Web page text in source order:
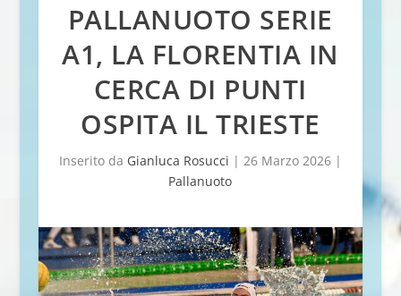
PALLANUOTO SERIE
A1, LA FLORENTIA IN
CERCA DI PUNTI
OSPITA IL TRIESTE
Inserito da Gianluca Rosucci | 26 Marzo 2026|
Pallanuoto